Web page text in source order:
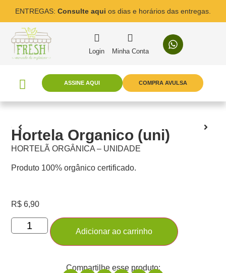
ENTREGAS: Consulte aqui os dias e horários das entregas.
Login Minha Conta
ASSINE AQUI COMPRA AVULSA
Hortela Organico (uni)
HORTELÃ ORGÂNICA – UNIDADE
Produto 100% orgânico certificado.
R$ 6,90
Adicionar ao carrinho
Compartilhe esse produto: